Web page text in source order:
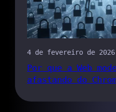
4 de fevereiro de 2026
Por que a Web
afastando do